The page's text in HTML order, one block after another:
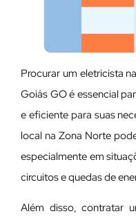
Procurar um eletricista
Goiás GO é essencial
e eficiente para suas
local na Zona Norte
especialmente em
circuitos e quedas de
Além disso, contratar